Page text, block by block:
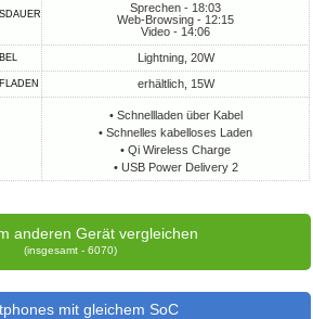
Sprechen - 18:03
Web-Browsing - 12:15
Video - 14:06
Lightning, 20W
erhältlich, 15W
• Schnellladen über Kabel
• Schnelles kabelloses Laden
• Qi Wireless Charge
• USB Power Delivery 2
anderen Gerät vergleichen
(insgesamt - 6070)
mit gleichem SoC